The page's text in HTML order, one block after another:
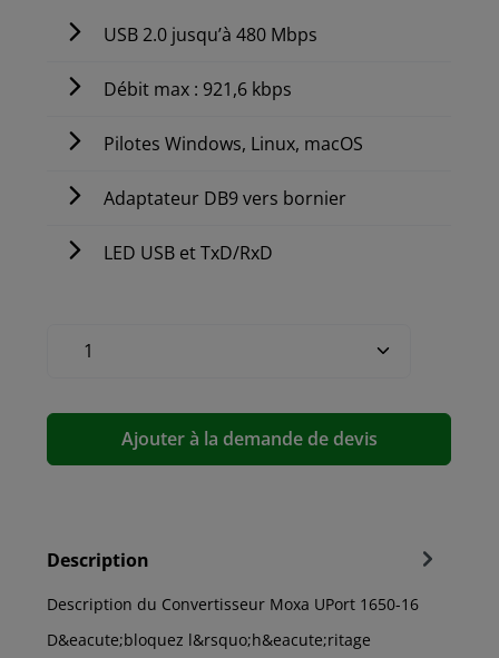
USB 2.0 jusqu’à 480 Mbps
Débit max : 921,6 kbps
Pilotes Windows, Linux, macOS
Adaptateur DB9 vers bornier
LED USB et TxD/RxD
Ajouter à la demande de devis
Description
Description du Convertisseur Moxa UPort 1650-16
D&eacute;bloquez l&rsquo;h&eacute;ritage